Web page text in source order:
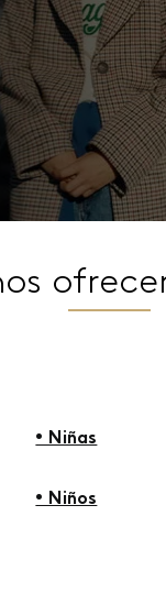
• Niñas
• Niños